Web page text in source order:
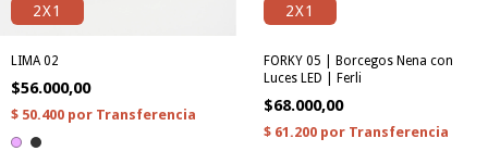
2X1
LIMA 02
$56.000,00
2X1
FORKY 05 | Borcegos Nena con
Luces LED | Ferli
$68.000,00